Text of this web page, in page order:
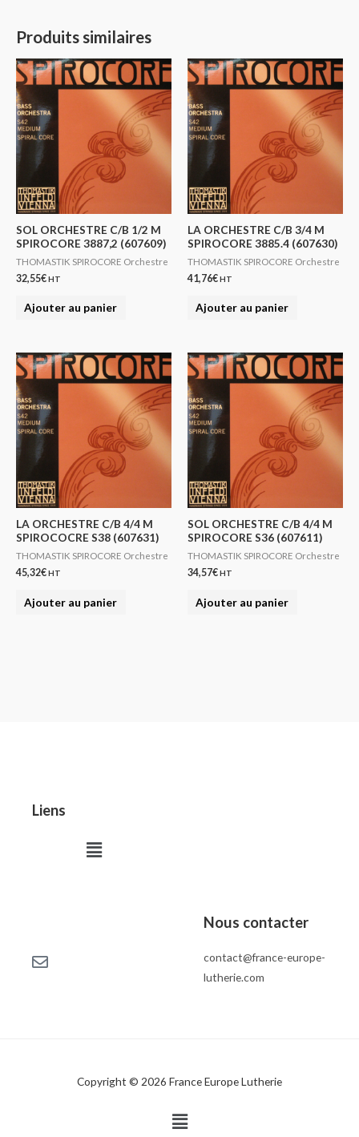
Produits similaires
SOL ORCHESTRE C/B 1/2 M
SPIROCORE 3887,2 (607609)
THOMASTIK SPIROCORE Orchestre
32,55€HT
Ajouter au panier
LA ORCHESTRE C/B 3/4 M
SPIROCORE 3885.4 (607630)
THOMASTIK SPIROCORE Orchestre
41,76€HT
Ajouter au panier
LA ORCHESTRE C/B 4/4 M
SPIROCOCRE S38 (607631)
THOMASTIK SPIROCORE Orchestre
45,32€HT
Ajouter au panier
SOL ORCHESTRE C/B 4/4 M
SPIROCORE S36 (607611)
THOMASTIK SPIROCORE Orchestre
34,57€HT
Ajouter au panier
Liens
Menu
Nous contacter
contact@france-europe-
lutherie.com
Copyright © 2026 France Europe Lutherie
Menu